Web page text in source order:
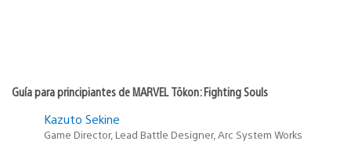
Guía para principiantes de MARVEL Tōkon: Fighting Souls
Kazuto Sekine
Game Director, Lead Battle Designer, Arc System Works